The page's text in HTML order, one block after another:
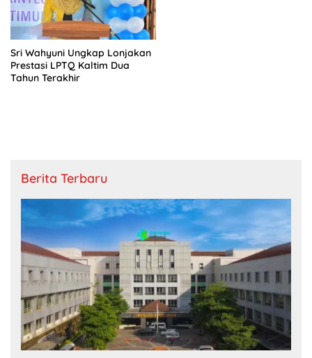
Sri Wahyuni Ungkap Lonjakan
Prestasi LPTQ Kaltim Dua
Tahun Terakhir
Berita Terbaru